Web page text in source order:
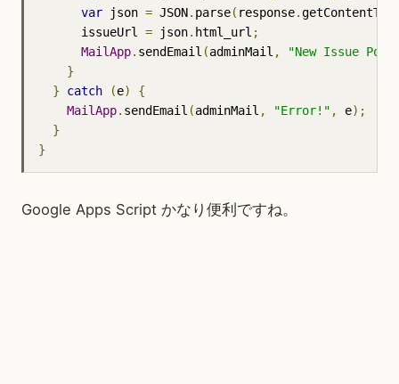
var json = JSON. parse( response.
      issueUrl
= json. html_url ;
MailApp. sendEmail (adminMail ,
"New Issue
}
}
catch (e)
{
MailApp. sendEmail (adminMail , "Error!" , e);
}
}
Google Apps Script かなり便利ですね。